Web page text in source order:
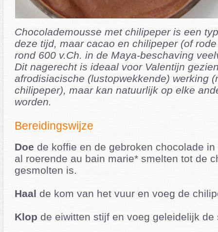
Chocolademousse met chilipeper is een
deze tijd, maar cacao en chilipeper (of
rond 600 v.Ch. in de Maya-beschaving
Dit nagerecht is ideaal voor Valentijn
afrodisiacische (lustopwekkende) werking
chilipeper), maar kan natuurlijk op elke
worden.
Bereidingswijze
Doe de koffie en de gebroken chocolade
al roerende au bain marie* smelten tot de
gesmolten is.
Haal de kom van het vuur en voeg de
Klop de eiwitten stijf en voeg geleidelijk de